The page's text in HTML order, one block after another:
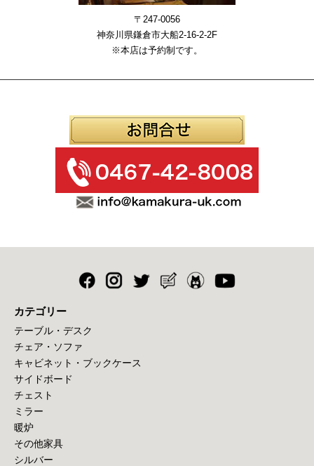
〒247-0056
神奈川県鎌倉市大船2-16-2-2F
※本店は予約制です。
カテゴリー
テーブル・デスク
チェア・ソファ
キャビネット・ブックケース
サイドボード
チェスト
ミラー
暖炉
その他家具
シルバー